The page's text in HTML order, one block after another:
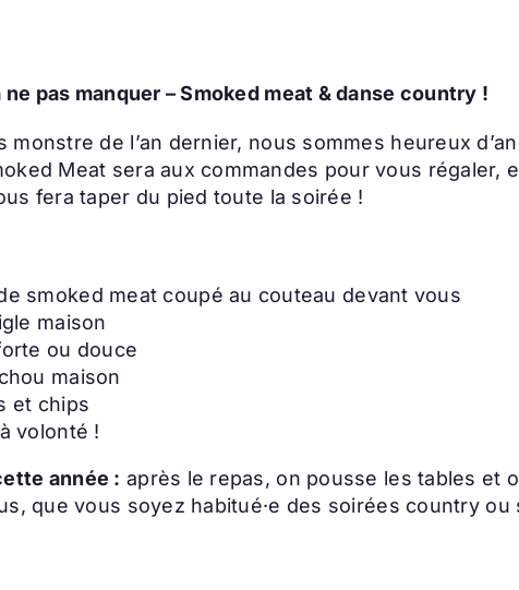
ne pas manquer – Smoked meat & danse country !
monstre de l’an dernier, nous sommes heureux
Meat sera aux commandes pour vous régaler,
fera taper du pied toute la soirée !
smoked meat coupé au couteau devant vous
maison
ou douce
maison
et chips
volonté !
année : après le repas, on pousse les tables et
que vous soyez habitué·e des soirées country ou